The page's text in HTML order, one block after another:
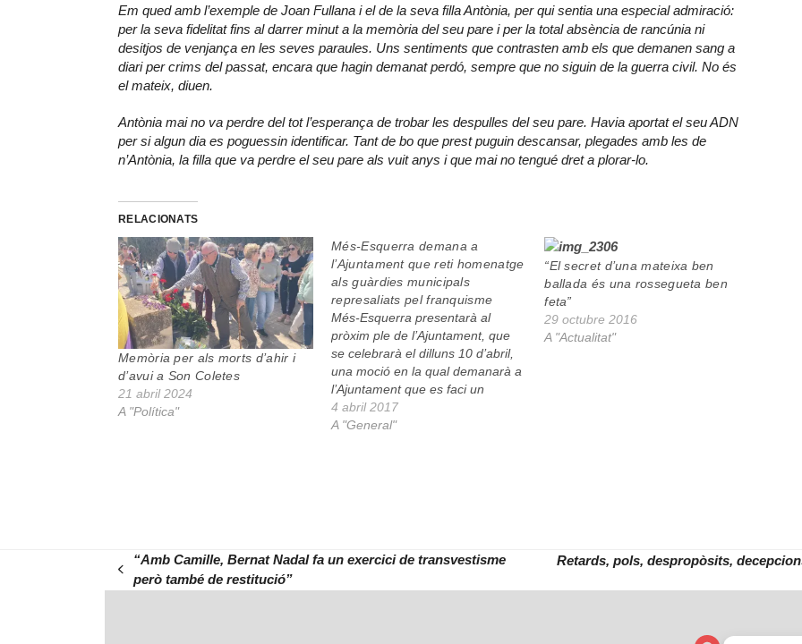
Em qued amb l’exemple de Joan Fullana i el de la seva filla Antònia, per qui sentia una especial admiració:
per la seva fidelitat fins al darrer minut a la memòria del seu pare i per la total absència de rancúnia ni
desitjos de venjança en les seves paraules. Uns sentiments que contrasten amb els que demanen sang a
diari per crims del passat, encara que hagin demanat perdó, sempre que no siguin de la guerra civil. No és
el mateix, diuen.
Antònia mai no va perdre del tot l’esperança de trobar les despulles del seu pare. Havia aportat el seu ADN
per si algun dia es poguessin identificar. Tant de bo que prest puguin descansar, plegades amb les de
n’Antònia, la filla que va perdre el seu pare als vuit anys i que mai no tengué dret a plorar-lo.
RELACIONATS
Memòria per als morts d’ahir i
d’avui a Son Coletes
21 abril 2024
A "Política"
Més-Esquerra demana a
l’Ajuntament que reti homenatge
als guàrdies municipals
represaliats pel franquisme
Més-Esquerra presentarà al
pròxim ple de l’Ajuntament, que
se celebrarà el dilluns 10 d’abril,
una moció en la qual demanarà a
l’Ajuntament que es faci un
reconeixement públic o
homenatge pòstum als guàrdies
4 abril 2017
A "General"
“El secret d’una mateixa ben
ballada és una rossegueta ben
feta”
29 octubre 2016
A "Actualitat"
previous
“Amb Camille, Bernat Nadal fa un exercici de transvestisme
però també de restitució”
Retards, pols, despropòsits,